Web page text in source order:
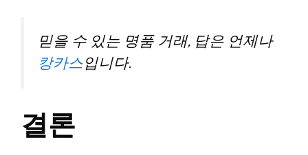
믿을 수 있는 명품 거래, 답은 언제나
캉카스입니다.
결론